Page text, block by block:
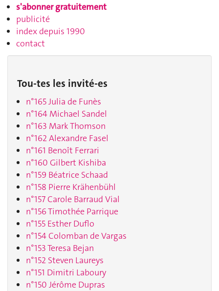
s'abonner gratuitement
publicité
index depuis 1990
contact
Tou-tes les invité-es
n°165 Julia de Funès
n°164 Michael Sandel
n°163 Mark Thomson
n°162 Alexandre Fasel
n°161 Benoît Ferrari
n°160 Gilbert Kishiba
n°159 Béatrice Schaad
n°158 Pierre Krähenbühl
n°157 Carole Barraud Vial
n°156 Timothée Parrique
n°155 Esther Duflo
n°154 Colomban de Vargas
n°153 Teresa Bejan
n°152 Steven Laureys
n°151 Dimitri Laboury
n°150 Jérôme Dupras